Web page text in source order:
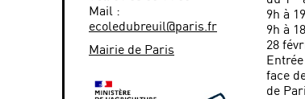
Mail :
ecoledubreuil@paris.fr
Mairie de Paris
9h à
9h à
28
face
de